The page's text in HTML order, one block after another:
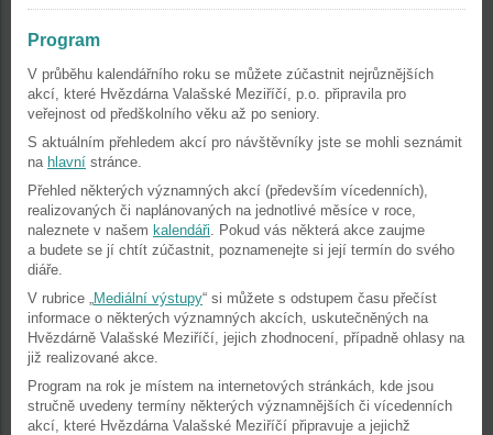
Program
V průběhu kalendářního roku se můžete zúčastnit nejrůznějších
akcí, které Hvězdárna Valašské Meziříčí, p.o. připravila pro
veřejnost od předškolního věku až po seniory.
S aktuálním přehledem akcí pro návštěvníky jste se mohli seznámit
na hlavní stránce.
Přehled některých významných akcí (především vícedenních),
realizovaných či naplánovaných na jednotlivé měsíce v roce,
naleznete v našem kalendáři. Pokud vás některá akce zaujme
a budete se jí chtít zúčastnit, poznamenejte si její termín do svého
diáře.
V rubrice „Mediální výstupy“ si můžete s odstupem času přečíst
informace o některých významných akcích, uskutečněných na
Hvězdárně Valašské Meziříčí, jejich zhodnocení, případně ohlasy na
již realizované akce.
Program na rok je místem na internetových stránkách, kde jsou
stručně uvedeny termíny některých významnějších či vícedenních
akcí, které Hvězdárna Valašské Meziříčí připravuje a jejichž